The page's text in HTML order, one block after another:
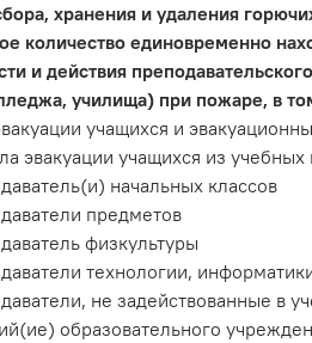
хранения и удаления
количество единовременно
и действия
училища) при пожаре, в
учащихся и
эвакуации учащихся из
начальных классов
предметов
физкультуры
технологии,
не задействованные в
образовательного